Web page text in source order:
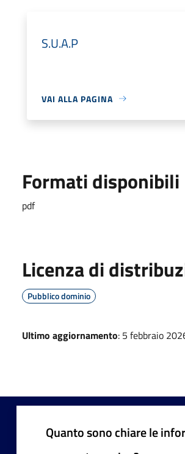
S.U.A.P
VAI ALLA PAGINA
Formati disponibili
pdf
Licenza di
Pubblico dominio
Ultimo aggiornamento: 5 febbraio
Quanto sono chiare le